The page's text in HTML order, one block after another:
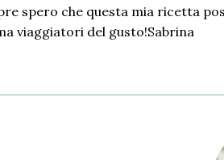
spero che questa mia ricetta
viaggiatori del gusto!Sabrina